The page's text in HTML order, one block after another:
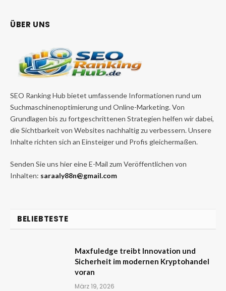
ÜBER UNS
SEO Ranking Hub bietet umfassende Informationen rund um
Suchmaschinenoptimierung und Online-Marketing. Von
Grundlagen bis zu fortgeschrittenen Strategien helfen wir dabei,
die Sichtbarkeit von Websites nachhaltig zu verbessern. Unsere
Inhalte richten sich an Einsteiger und Profis gleichermaßen.
Senden Sie uns hier eine E-Mail zum Veröffentlichen von
Inhalten: saraaly88n@gmail.com
BELIEBTESTE
Maxfuledge treibt Innovation und
Sicherheit im modernen Kryptohandel
voran
März 19, 2026